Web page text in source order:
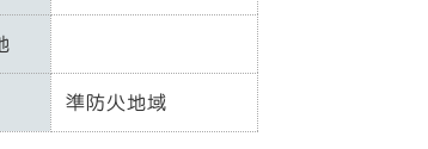
準防火地域